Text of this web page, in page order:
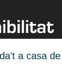
a casa